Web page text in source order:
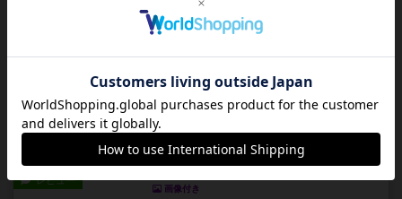
1988年にVictory Gamesが出版した
『Leathernec...
約1時間前 by Chaco
画像付き 充実
パーミッド
おばあちゃんは猫が大好きです!しかし、あまりに
も多くの猫を飼っているた...
約1時間前by jurong
レビュー
画像付き